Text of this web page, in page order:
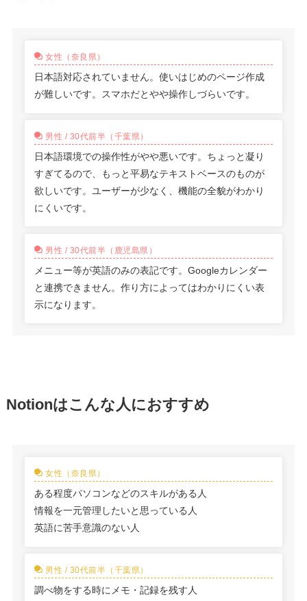
女性（奈良県）
日本語対応されていません。使いはじめのページ作成
が難しいです。スマホだとやや操作しづらいです。
男性 / 30代前半（千葉県）
日本語環境での操作性がやや悪いです。ちょっと凝り
すぎてるので、もっと平易なテキストベースのものが
欲しいです。ユーザーが少なく、機能の全貌がわかり
にくいです。
男性 / 30代前半（鹿児島県）
メニュー等が英語のみの表記です。Googleカレンダー
と連携できません。作り方によってはわかりにくい表
示になります。
Notionはこんな人におすすめ
女性（奈良県）
ある程度パソコンなどのスキルがある人
情報を一元管理したいと思っている人
英語に苦手意識のない人
男性 / 30代前半（千葉県）
調べ物をする時にメモ・記録を残す人